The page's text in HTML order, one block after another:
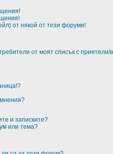
от някой от тези форуми!
от моят списък с приятели/
и записките?
или тема?